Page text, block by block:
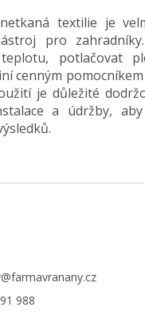
textilie je
pro
potlačovat
cenným
je důležité
a údržby,
@farmavranany.cz
988